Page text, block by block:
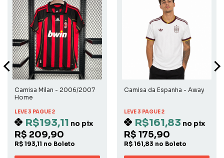
Camisa Milan - 2006/2007
Home
LEVE 3 PAGUE 2
R$193,11 no pix
R$ 209,90
R$ 193,11 no Boleto
Camisa da Espanha - Away
LEVE 3 PAGUE 2
R$161,83 no pix
R$ 175,90
R$ 161,83 no Boleto